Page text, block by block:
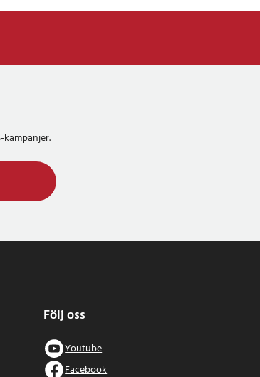
Följ oss
Youtube
Facebook